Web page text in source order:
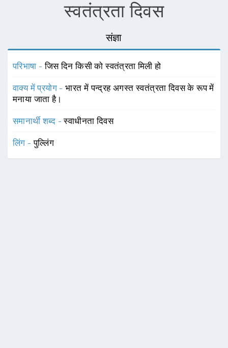
स्वतंत्रता दिवस
संज्ञा
परिभाषा -जिस दिन किसी को स्वतंत्रता मिली हो
वाक्य में प्रयोग -भारत में पन्द्रह अगस्त स्वतंत्रता दिवस के रूप में
मनाया जाता है।
समानार्थी शब्द -स्वाधीनता दिवस
लिंग -पुल्लिंग